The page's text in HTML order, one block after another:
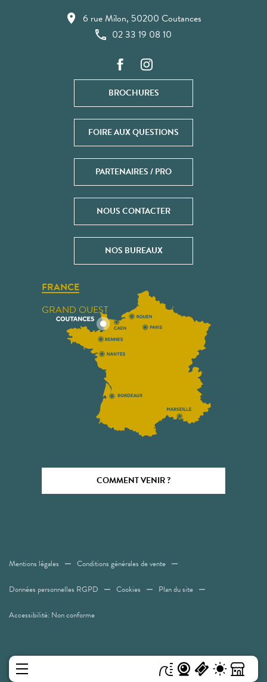
6 rue Milon, 50200 Coutances
02 33 19 08 10
BROCHURES
FOIRE AUX QUESTIONS
PARTENAIRES / PRO
NOUS CONTACTER
NOS BUREAUX
FRANCE
GRAND OUEST
COMMENT VENIR ?
Mentions légales Conditions générales de vente
Données personnelles RGPD Cookies Plan du site
Accessibilité: Non conforme